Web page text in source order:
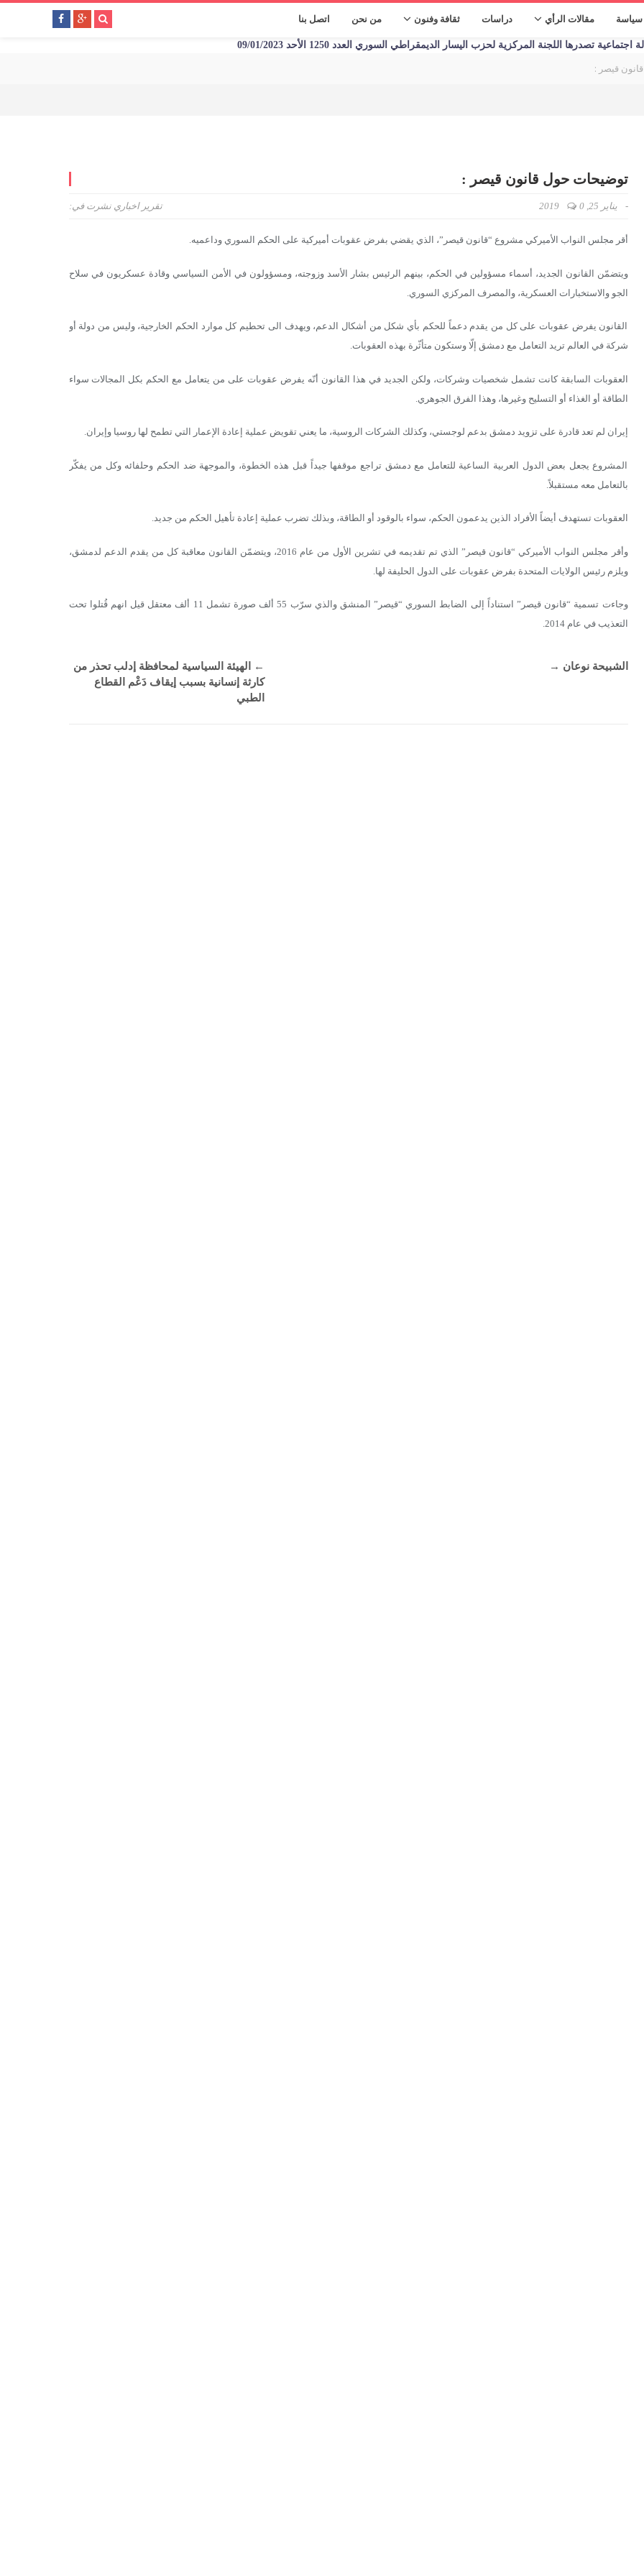
سياسة مقالات الرأي دراسات ثقافة وفنون من نحن اتصل بنا
تصدرها اللجنة المركزية لحزب اليسار الديمقراطي السوري العدد 1250 الأحد 09/01/2023
قيصر :
توضيحات حول قانون قيصر :
نشرت في: تقرير اخباري - يناير 25, 2019 0
أقر مجلس النواب الأميركي مشروع “قانون قيصر”، الذي يقضي بفرض عقوبات أميركية على الحكم السوري وداعميه.
ويتضمّن القانون الجديد، أسماء مسؤولين في الحكم، بينهم الرئيس بشار الأسد وزوجته، ومسؤولون في الأمن السياسي وقادة عسكريون في سلاح
الجو والاستخبارات العسكرية، والمصرف المركزي السوري.
القانون يفرض عقوبات على كل من يقدم دعماً للحكم بأي شكل من أشكال الدعم، ويهدف الى تحطيم كل موارد الحكم الخارجية، وليس من دولة أو
شركة في العالم تريد التعامل مع دمشق إلّا وستكون متأثّرة بهذه العقوبات.
العقوبات السابقة كانت تشمل شخصيات وشركات، ولكن الجديد في هذا القانون أنّه يفرض عقوبات على من يتعامل مع الحكم بكل المجالات سواء
الطاقة أو الغذاء أو التسليح وغيرها، وهذا الفرق الجوهري.
إيران لم تعد قادرة على تزويد دمشق بدعم لوجستي، وكذلك الشركات الروسية، ما يعني تقويض عملية إعادة الإعمار التي تطمح لها روسيا وإيران.
المشروع يجعل بعض الدول العربية الساعية للتعامل مع دمشق تراجع موقفها جيداً قبل هذه الخطوة، والموجهة ضد الحكم وحلفائه وكل من يفكّر
بالتعامل معه مستقبلاً.
العقوبات تستهدف أيضاً الأفراد الذين يدعمون الحكم، سواء بالوقود أو الطاقة، وبذلك تضرب عملية إعادة تأهيل الحكم من جديد.
وأقر مجلس النواب الأميركي “قانون قيصر” الذي تم تقديمه في تشرين الأول من عام 2016، ويتضمّن القانون معاقبة كل من يقدم الدعم لدمشق،
ويلزم رئيس الولايات المتحدة بفرض عقوبات على الدول الحليفة لها.
وجاءت تسمية “قانون قيصر” استناداً إلى الضابط السوري “قيصر” المنشق والذي سرّب 55 ألف صورة تشمل 11 ألف معتقل قيل انهم قُتلوا تحت
التعذيب في عام 2014.
←
الهيئة السياسية لمحافظة إدلب تحذر من
كارثة إنسانية بسبب إيقاف دَعْم القطاع
الطبي
الشبيحة نوعان →